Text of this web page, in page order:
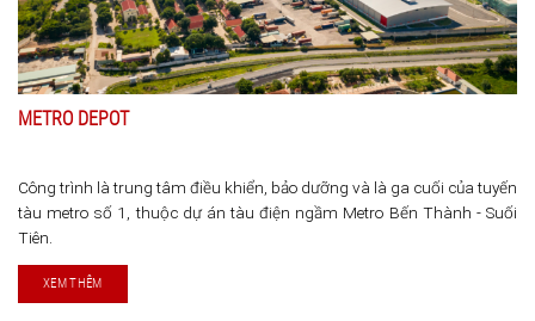
METRO DEPOT
Công trình là trung tâm điều khiển, bảo dưỡng và là ga cuối của tuyến
tàu metro số 1, thuộc dự án tàu điện ngầm Metro Bến Thành - Suối
Tiên.
XEM THÊM